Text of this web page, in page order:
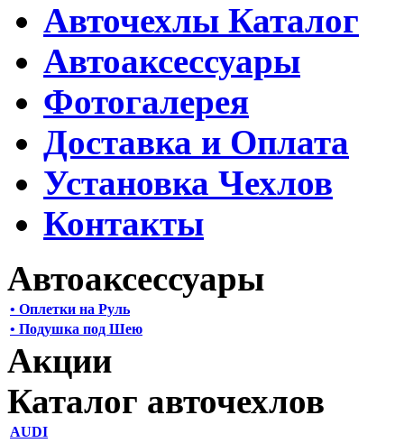
Авточехлы Каталог
Автоаксессуары
Фотогалерея
Доставка и Оплата
Установка Чехлов
Контакты
Автоаксессуары
• Оплетки на Руль
• Подушка под Шею
Акции
Каталог авточехлов
AUDI